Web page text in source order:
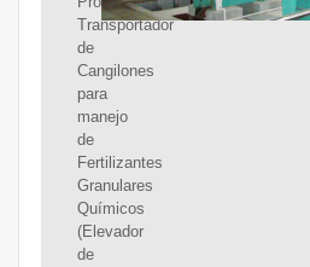
Transportador
de
Cangilones
para
manejo
de
Fertilizantes
Granulares
Químicos
(Elevador
de